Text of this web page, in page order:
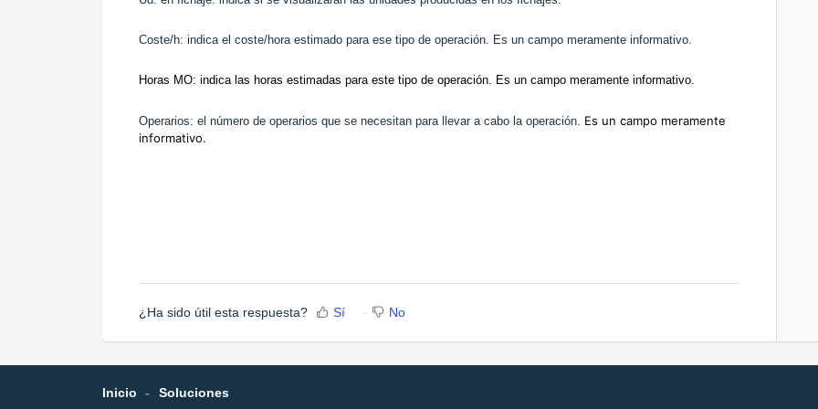
Coste/h: indica el coste/hora estimado para ese tipo de operación. Es un campo meramente informativo.
Horas MO: indica las horas estimadas para este tipo de operación. Es un campo meramente informativo.
Operarios: el número de operarios que se necesitan para llevar a cabo la operación. Es un campo meramente
informativo.
¿Ha sido útil esta respuesta? Sí No
Inicio Soluciones